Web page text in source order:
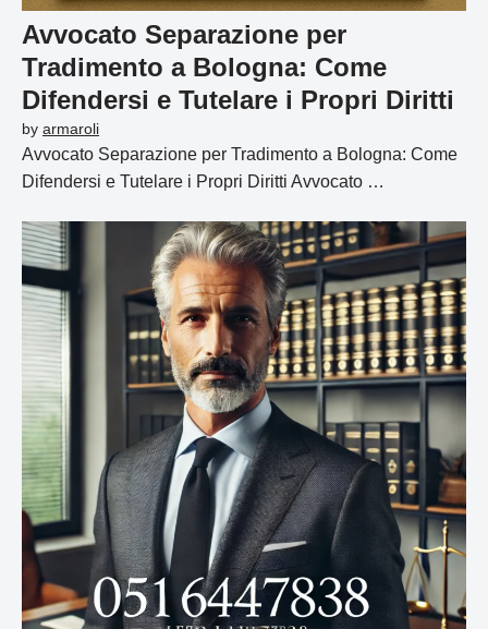
Avvocato Separazione per
Tradimento a Bologna: Come
Difendersi e Tutelare i Propri Diritti
by armaroli
Avvocato Separazione per Tradimento a Bologna: Come
Difendersi e Tutelare i Propri Diritti Avvocato …